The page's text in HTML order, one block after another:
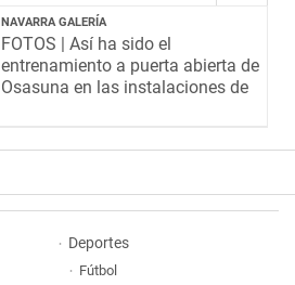
NAVARRA GALERÍA
FOTOS | Así ha sido el
entrenamiento a puerta abierta de
Osasuna en las instalaciones de
Deportes
Fútbol